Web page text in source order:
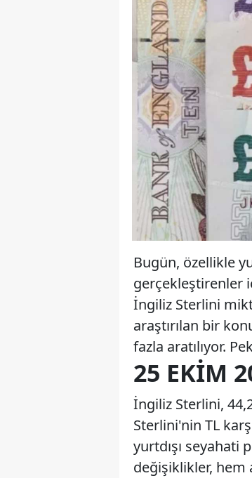
Bugün, özellikle
gerçekleştirenler
İngiliz Sterlini
araştırılan bir
fazla aratılıyor.
25 EKIM
İngiliz Sterlini,
Sterlini'nin TL
yurtdışı seyahati
değişiklikler, hem